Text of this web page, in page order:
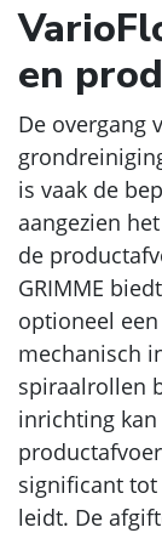
en
De overgang
is vaak de
aangezien
de
GRIMME
optioneel
mechanisch
spiraalrollen
inrichting
significant tot
leidt. De